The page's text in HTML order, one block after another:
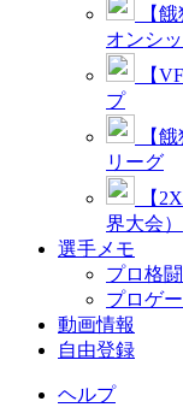
【
オンシ
【
プ
【
リーグ
【
界大会）
選手メモ
プロ格
プロゲ
動画情報
自由登録
ヘルプ